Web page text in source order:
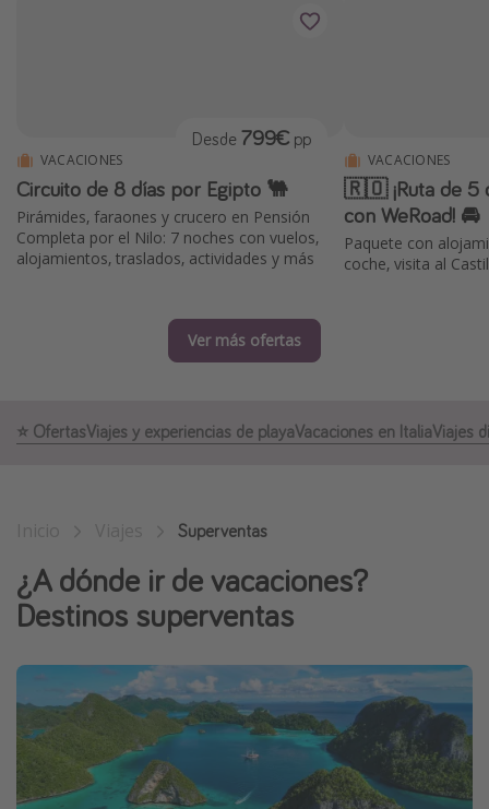
Islas Baleares
México
Tailandia
Maldivas
Inspiración para viajes
Glamping
Ofertas para Vacaciones Activas
Viajes en familia
Vacaciones de Playa
Escapadas románticas
Más temas
Trabajar en el extranjero
VACACIONES
Circuito de 8 días por Egipto 🐫
Pirámides, faraones y crucero en Pensión
Completa por el Nilo: 7 noches con vuelos,
alojamientos, traslados, actividades y más
Desde 799€ pp
VACACIONES
🇷🇴 ¡Ruta de 5
con WeRoad! 🚘
Paquete con
coche, visita al
Ver más ofertas
⭐️ OfertasViajes y experiencias de playaVacaciones en ItaliaViajes
Superventas
¿A dónde ir de vacaciones?
Destinos superventas